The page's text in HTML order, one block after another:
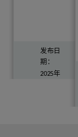
发布日
期：
2025年